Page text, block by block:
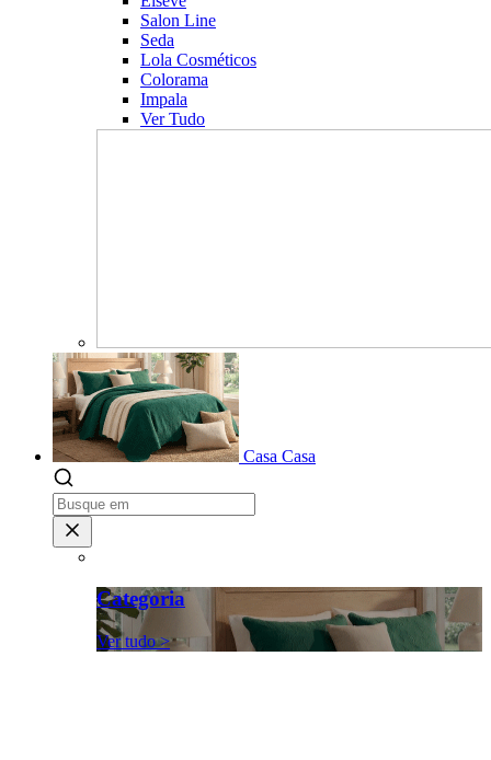
Salon Line
Seda
Lola Cosméticos
Colorama
Impala
Ver Tudo
Casa Casa
Categoria
Ver tudo >